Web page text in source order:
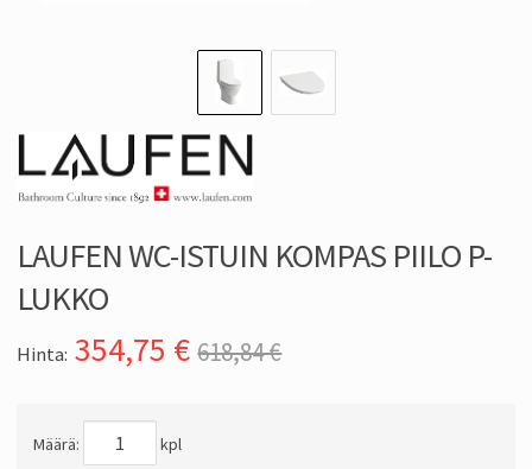
LAUFEN WC-ISTUIN KOMPAS PIILO P-
LUKKO
Hinta: 354,75 € 618,84 €
Määrä: kpl